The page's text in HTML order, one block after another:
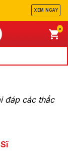
XEM NGAY
0
đáp các thắc